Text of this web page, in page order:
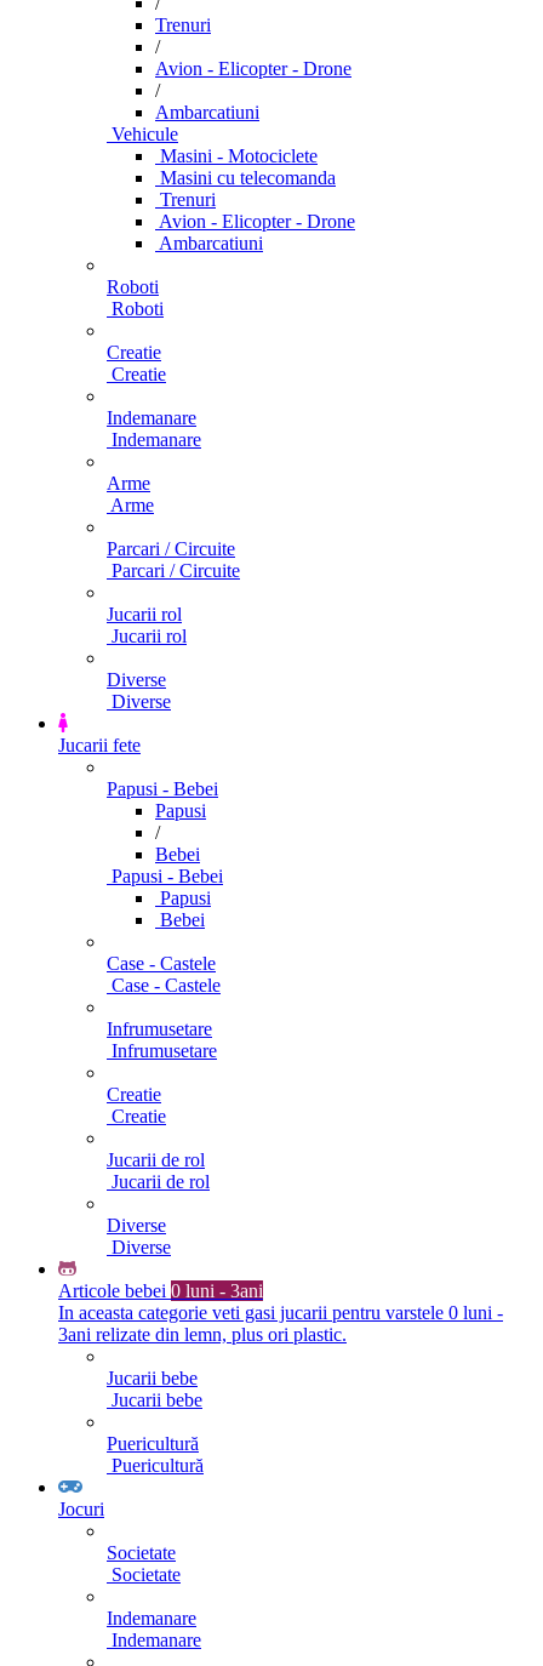
Trenuri
/
Avion - Elicopter - Drone
/
Ambarcatiuni
Vehicule
Masini - Motociclete
Masini cu telecomanda
Trenuri
Avion - Elicopter - Drone
Ambarcatiuni
Roboti
Roboti
Creatie
Creatie
Indemanare
Indemanare
Arme
Arme
Parcari / Circuite
Parcari / Circuite
Jucarii rol
Jucarii rol
Diverse
Diverse
Jucarii fete
Papusi - Bebei
Papusi
/
Bebei
Papusi - Bebei
Papusi
Bebei
Case - Castele
Case - Castele
Infrumusetare
Infrumusetare
Creatie
Creatie
Jucarii de rol
Jucarii de rol
Diverse
Diverse
Articole bebei 0 luni - 3ani
In aceasta categorie veti gasi jucarii pentru varstele 0 luni -
3ani relizate din lemn, plus ori plastic.
Jucarii bebe
Jucarii bebe
Puericultură
Puericultură
Jocuri
Societate
Societate
Indemanare
Indemanare